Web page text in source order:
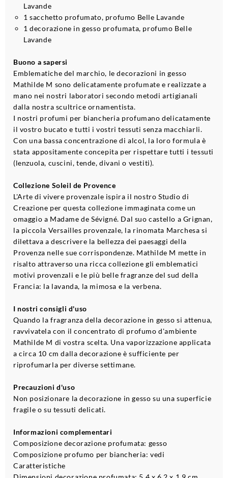
Lavande
1 sacchetto profumato, profumo Belle Lavande
1 decorazione in gesso profumata, profumo Belle
Lavande
Buono a sapersi
Emblematiche del marchio, le decorazioni in gesso
Mathilde M sono delicatamente profumate e realizzate a
mano nei nostri laboratori secondo metodi artigianali
dalla nostra scultrice ornamentista.
I nostri profumi per biancheria profumano delicatamente
il vostro bucato e tutti i vostri tessuti senza macchiarli.
Con una bassa concentrazione di alcol, la loro formula è
stata appositamente concepita per rispettare tutti i tessuti
(lenzuola, cuscini, tende, divani o vestiti).
Collezione Soleil de Provence
L'Arte di vivere provenzale ispira il nostro Studio di
Creazione per questa collezione immaginata come un
omaggio a Madame de Sévigné. Dal suo castello a Grignan,
la piccola Versailles provenzale, la rinomata Marchesa si
dilettava a descrivere la bellezza dei paesaggi della
Provenza nelle sue corrispondenze. Mathilde M mette in
risalto attraverso una ricca collezione gli emblematici
motivi provenzali e le più belle fragranze del sud della
Francia: la lavanda, la mimosa e la verbena.
I nostri consigli d'uso
Quando la fragranza della decorazione in gesso si attenua,
ravvivatela con il concentrato di profumo d'ambiente
Mathilde M di vostra scelta. Una vaporizzazione applicata
a circa 10 cm dalla decorazione è sufficiente per
riprofumarla per diverse settimane.
Precauzioni d'uso
Non posizionare la decorazione in gesso su una superficie
fragile o su tessuti delicati.
Informazioni complementari
Composizione decorazione profumata: gesso
Composizione profumo per biancheria: vedi
Caratteristiche